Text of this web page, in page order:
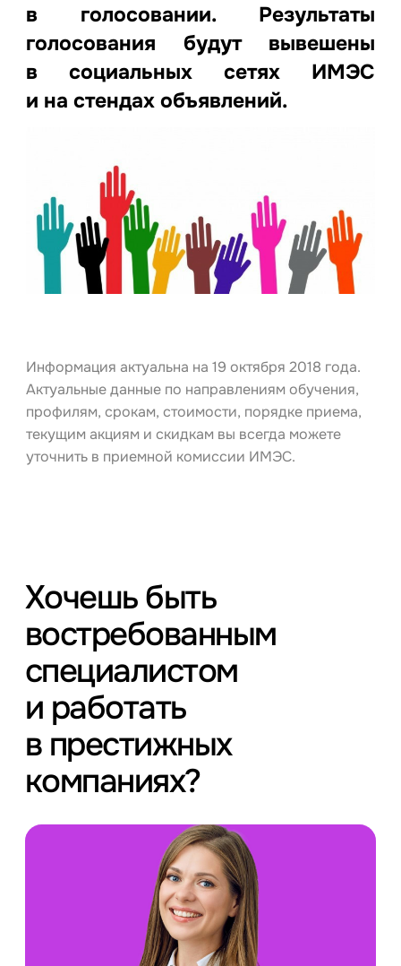
в голосовании. Результаты
голосования будут вывешены
в социальных сетях ИМЭС
и на стендах объявлений.
Информация актуальна на 19 октября 2018 года.
Актуальные данные по направлениям обучения,
профилям, срокам, стоимости, порядке приема,
текущим акциям и скидкам вы всегда можете
уточнить в приемной комиссии ИМЭС.
Хочешь быть
востребованным
специалистом
и работать
в престижных
компаниях?